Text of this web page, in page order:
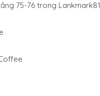
75-76 trong Lankmark81